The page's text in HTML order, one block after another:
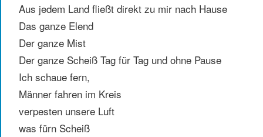
Aus jedem Land fließt direkt zu mir nach Hause
Das ganze Elend
Der ganze Mist
Der ganze Scheiß Tag für Tag und ohne Pause
Ich schaue fern,
Männer fahren im Kreis
verpesten unsere Luft
was fürn Scheiß